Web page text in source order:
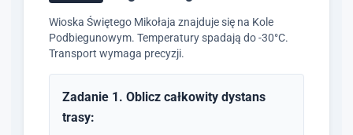
Wioska Świętego Mikołaja znajduje się na Kole
Podbiegunowym. Temperatury spadają do -30°C.
Transport wymaga precyzji.
Zadanie 1. Oblicz całkowity dystans
trasy: